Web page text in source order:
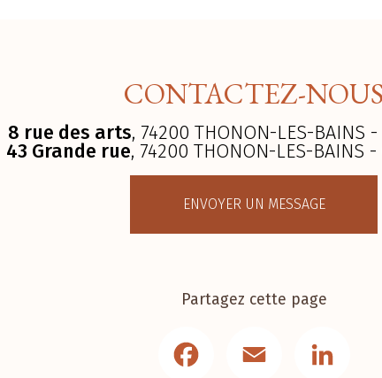
CONTACTEZ-NOUS
8 rue des arts, 74200 THONON-LES-BAINS -
43 Grande rue, 74200 THONON-LES-BAINS -
ENVOYER UN MESSAGE
Partagez cette page